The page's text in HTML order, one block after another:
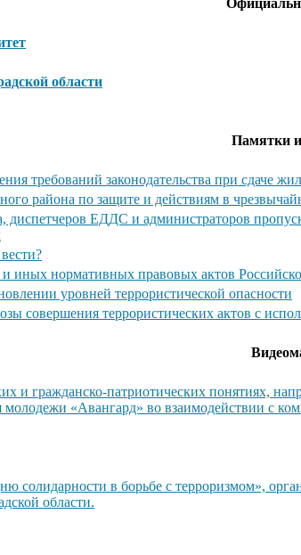
области
Памятки
требований законодательства при
района по защите и действиям в
диспетчеров ЕДДС и администраторов
иных нормативных правовых актов
уровней террористической опасности
совершения террористических актов с
и гражданско-патриотических понятиях,
«Авангард» во взаимодействии с
солидарности в борьбе с терроризмом»,
области.